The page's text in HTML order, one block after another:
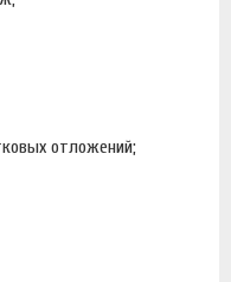
отложений;